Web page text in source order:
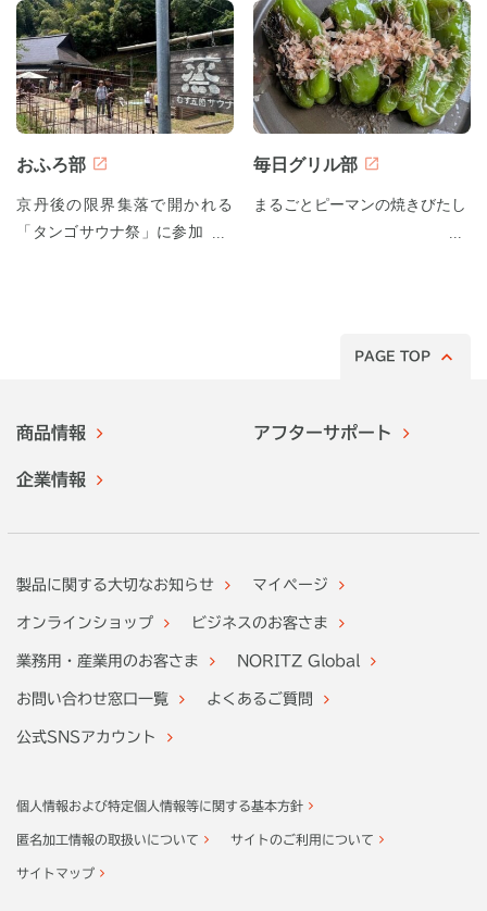
おふろ部
京丹後の限界集落で開かれる
「タンゴサウナ祭」に参加して
毎日グリル部
まるごとピーマンの焼きびたし
PAGE TOP
商品情報 アフターサポート
企業情報
製品に関する大切なお知らせ マイページ
オンラインショップ ビジネスのお客さま
業務用・産業用のお客さま NORITZ Global
お問い合わせ窓口一覧 よくあるご質問
公式SNSアカウント
個人情報および特定個人情報等に関する基本方針
匿名加工情報の取扱いについて サイトのご利用について
サイトマップ